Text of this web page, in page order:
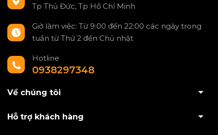
Tp Thủ Đức, Tp Hồ Chí Minh
Giờ làm việc: Từ 9:00 đến 22:00 các ngày trong
tuần từ Thứ 2 đến Chủ nhật
Hotline
0938297348
Về chúng tôi
Hỗ trợ khách hàng